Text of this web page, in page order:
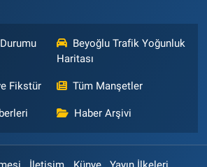
Beyoğlu Trafik Yoğunluk
Haritası
Fikstür Tüm Manşetler
Haber Arşivi